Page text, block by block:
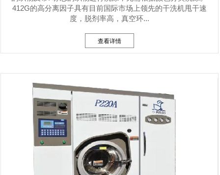
412G的高分离因子具有目前国际市场上领先的干洗机甩干速
度，脱剂率高，真空环...
查看详情